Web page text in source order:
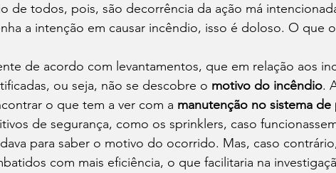
de todos, pois, são decorrência da ação má
a intenção em causar incêndio, isso é doloso. O que
de acordo com levantamentos, que em relação aos
ou seja, não se descobre o motivo do incêndio.
o que tem a ver com a manutenção no sistema
de segurança, como os sprinklers, caso
para saber o motivo do ocorrido. Mas, caso
com mais eficiência, o que facilitaria na